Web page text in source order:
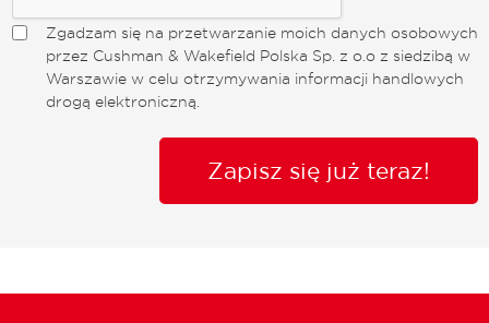
Zgadzam się na przetwarzanie moich danych osobowych
przez Cushman & Wakefield Polska Sp. z o.o z siedzibą w
Warszawie w celu otrzymywania informacji handlowych
drogą elektroniczną.
Zapisz się już teraz!